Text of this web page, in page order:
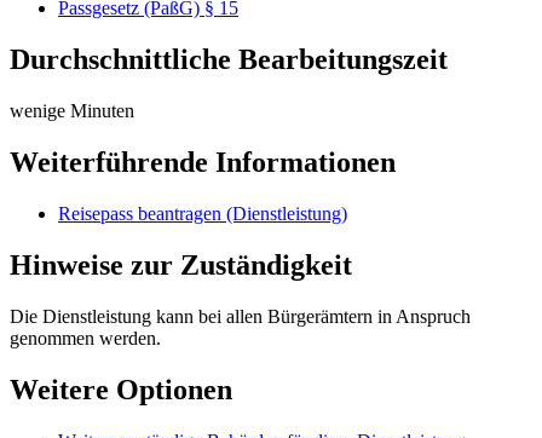
Passgesetz (PaßG) § 15
Durchschnittliche Bearbeitungszeit
wenige Minuten
Weiterführende Informationen
Reisepass beantragen (Dienstleistung)
Hinweise zur Zuständigkeit
Die Dienstleistung kann bei allen Bürgerämtern in Anspruch
genommen werden.
Weitere Optionen